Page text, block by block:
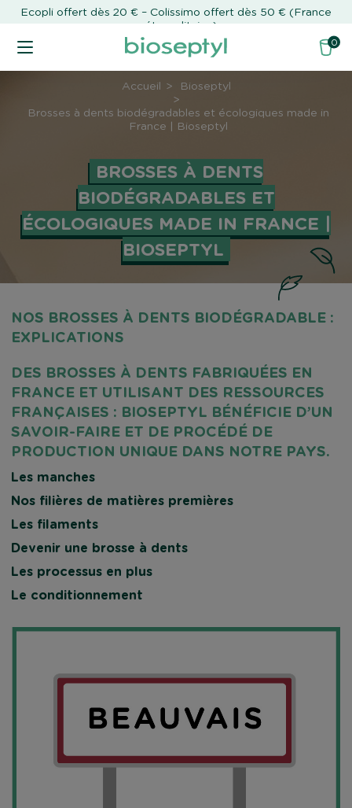
Ecopli offert dès 20 € – Colissimo offert dès 50 € (France
métropolitaine)
0
Accueil Bioseptyl
Brosses à dents biodégradables et écologiques made in
France | Bioseptyl
BROSSES À DENTS
BIODÉGRADABLES ET
ÉCOLOGIQUES MADE IN FRANCE |
BIOSEPTYL
NOS BROSSES À DENTS BIODÉGRADABLE :
EXPLICATIONS
DES BROSSES À DENTS FABRIQUÉES EN
FRANCE ET UTILISANT DES RESSOURCES
FRANÇAISES : BIOSEPTYL BÉNÉFICIE D’UN
SAVOIR-FAIRE ET DE PROCÉDÉ DE
PRODUCTION UNIQUE DANS NOTRE PAYS.
Les manches
Nos filières de matières premières
Les filaments
Devenir une brosse à dents
Les processus en plus
Le conditionnement